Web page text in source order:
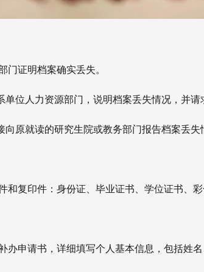
门证明档案确实丢失。
单位人力资源部门，说明档案丢失情况，并请
向原就读的研究生院或教务部门报告档案丢失
和复印件： 身份证、 毕业证书、 学位证书、
办申请书，详细填写个人基本信息，包括姓